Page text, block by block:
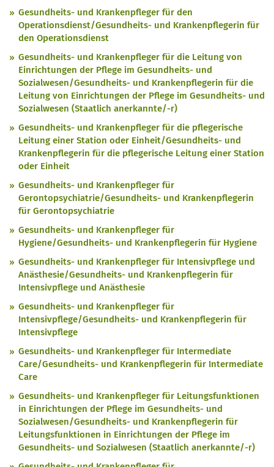
Gesundheits- und Krankenpfleger für den
Operationsdienst/Gesundheits- und Krankenpflegerin für
den Operationsdienst
Gesundheits- und Krankenpfleger für die Leitung von
Einrichtungen der Pflege im Gesundheits- und
Sozialwesen/Gesundheits- und Krankenpflegerin für die
Leitung von Einrichtungen der Pflege im Gesundheits- und
Sozialwesen (Staatlich anerkannte/-r)
Gesundheits- und Krankenpfleger für die pflegerische
Leitung einer Station oder Einheit/Gesundheits- und
Krankenpflegerin für die pflegerische Leitung einer Station
oder Einheit
Gesundheits- und Krankenpfleger für
Gerontopsychiatrie/Gesundheits- und Krankenpflegerin
für Gerontopsychiatrie
Gesundheits- und Krankenpfleger für
Hygiene/Gesundheits- und Krankenpflegerin für Hygiene
Gesundheits- und Krankenpfleger für Intensivpflege und
Anästhesie/Gesundheits- und Krankenpflegerin für
Intensivpflege und Anästhesie
Gesundheits- und Krankenpfleger für
Intensivpflege/Gesundheits- und Krankenpflegerin für
Intensivpflege
Gesundheits- und Krankenpfleger für Intermediate
Care/Gesundheits- und Krankenpflegerin für Intermediate
Care
Gesundheits- und Krankenpfleger für Leitungsfunktionen
in Einrichtungen der Pflege im Gesundheits- und
Sozialwesen/Gesundheits- und Krankenpflegerin für
Leitungsfunktionen in Einrichtungen der Pflege im
Gesundheits- und Sozialwesen (Staatlich anerkannte/-r)